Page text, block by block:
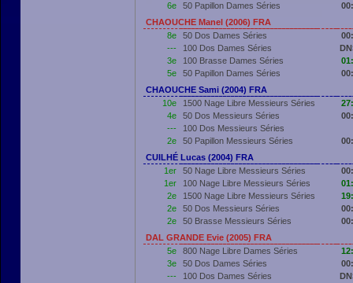
6e
50 Papillon Dames Séries
CHAOUCHE Manel (2006) FRA
8e
50 Dos Dames Séries
---
100 Dos Dames Séries
3e
100 Brasse Dames Séries
5e
50 Papillon Dames Séries
CHAOUCHE Sami (2004) FRA
10e
1500 Nage Libre Messieurs Séries
4e
50 Dos Messieurs Séries
---
100 Dos Messieurs Séries
2e
50 Papillon Messieurs Séries
CUILHÉ Lucas (2004) FRA
1er
50 Nage Libre Messieurs Séries
1er
100 Nage Libre Messieurs Séries
2e
1500 Nage Libre Messieurs Séries
2e
50 Dos Messieurs Séries
2e
50 Brasse Messieurs Séries
DAL GRANDE Evie (2005) FRA
5e
800 Nage Libre Dames Séries
3e
50 Dos Dames Séries
---
100 Dos Dames Séries